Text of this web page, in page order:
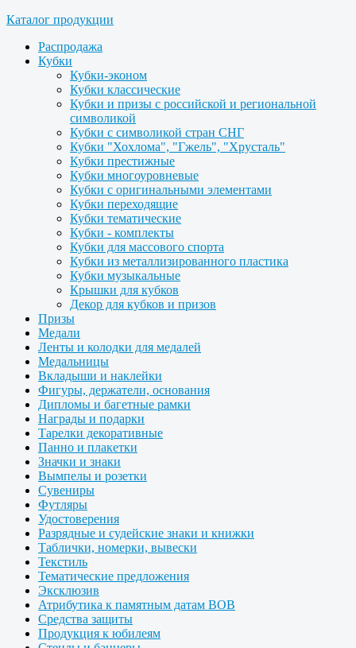
Каталог продукции
Распродажа
Кубки
Кубки-эконом
Кубки классические
Кубки и призы с российской и региональной
символикой
Кубки с символикой стран СНГ
Кубки "Хохлома", "Гжель", "Хрусталь"
Кубки престижные
Кубки многоуровневые
Кубки с оригинальными элементами
Кубки переходящие
Кубки тематические
Кубки - комплекты
Кубки для массового спорта
Кубки из металлизированного пластика
Кубки музыкальные
Крышки для кубков
Декор для кубков и призов
Призы
Медали
Ленты и колодки для медалей
Медальницы
Вкладыши и наклейки
Фигуры, держатели, основания
Дипломы и багетные рамки
Награды и подарки
Тарелки декоративные
Панно и плакетки
Значки и знаки
Вымпелы и розетки
Сувениры
Футляры
Удостоверения
Разрядные и судейские знаки и книжки
Таблички, номерки, вывески
Текстиль
Тематические предложения
Эксклюзив
Атрибутика к памятным датам ВОВ
Средства защиты
Продукция к юбилеям